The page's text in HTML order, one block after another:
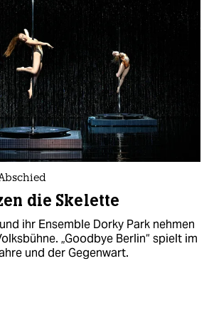
die Skelette
ihr Ensemble Dorky Park nehmen
„Goodbye Berlin“ spielt im
und der Gegenwart.